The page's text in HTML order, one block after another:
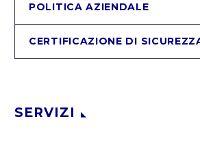
POLITICA AZIENDALE
CERTIFICAZIONE DI
SERVIZI